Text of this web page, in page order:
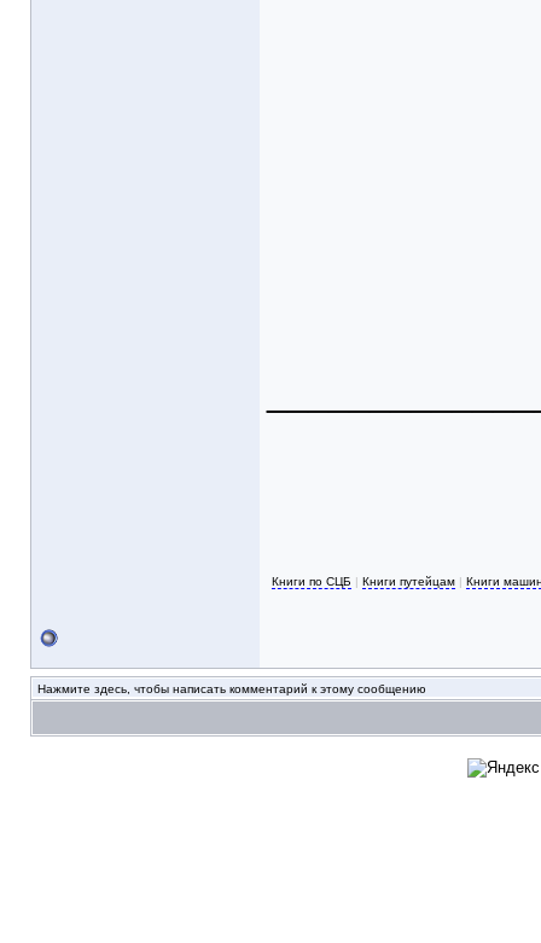
Книги по СЦБ | Книги путейцам| Книги
Нажмите здесь, чтобы написать комментарий к этому сообщению